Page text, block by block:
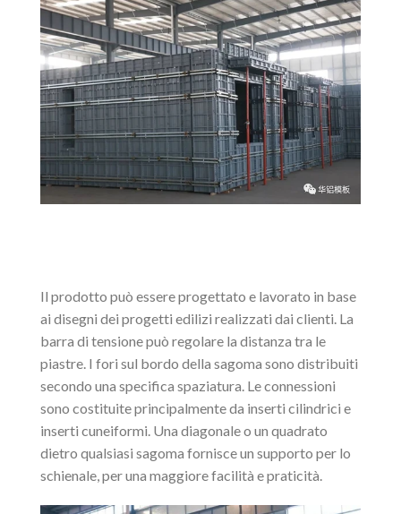
Il prodotto può essere progettato e lavorato in base
ai disegni dei progetti edilizi realizzati dai clienti. La
barra di tensione può regolare la distanza tra le
piastre. I fori sul bordo della sagoma sono distribuiti
secondo una specifica spaziatura. Le connessioni
sono costituite principalmente da inserti cilindrici e
inserti cuneiformi. Una diagonale o un quadrato
dietro qualsiasi sagoma fornisce un supporto per lo
schienale, per una maggiore facilità e praticità.